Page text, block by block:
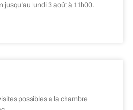
jusqu’au lundi 3 août à 11h00.
possibles à la chambre